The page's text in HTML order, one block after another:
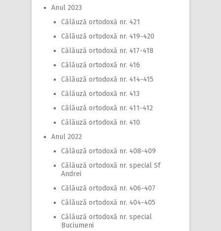
Anul 2023
Călăuză ortodoxă nr. 421
Călăuză ortodoxă nr. 419-420
Călăuză ortodoxă nr. 417-418
Călăuză ortodoxă nr. 416
Călăuză ortodoxă nr. 414-415
Călăuză ortodoxă nr. 413
Călăuză ortodoxă nr. 411-412
Călăuză ortodoxă nr. 410
Anul 2022
Călăuză ortodoxă nr. 408-409
Călăuză ortodoxă nr. special Sf
Andrei
Călăuză ortodoxă nr. 406-407
Călăuză ortodoxă nr. 404-405
Călăuză ortodoxă nr. special
Buciumeni